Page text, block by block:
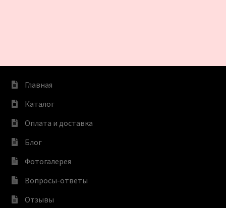
Главная
Каталог
Оплата и доставка
Блог
Фотогалерея
Вопросы-ответы
Отзывы